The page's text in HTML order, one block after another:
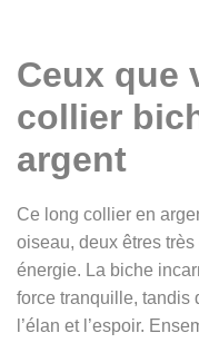
Ceux que
collier
argent
Ce long collier en
oiseau, deux êtres
énergie. La biche
force tranquille, tandis
l’élan et l’espoir.